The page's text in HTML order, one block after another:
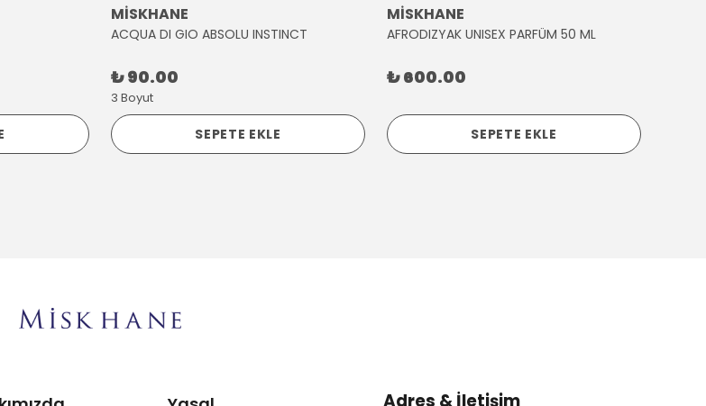
MİSKHANE
ACQUA DI GIO ABSOLU INSTINCT
₺ 90.00
3 Boyut
SEPETE EKLE
MİSKHANE
AFRODIZYAK UNISEX PARFÜM 50 ML
₺ 600.00
SEPETE EKLE
Adres & İletişim